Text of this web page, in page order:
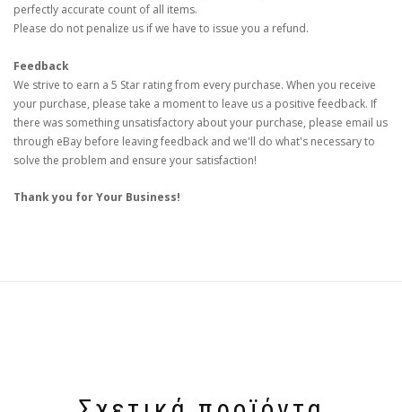
perfectly accurate count of all items.
Please do not penalize us if we have to issue you a refund.
Feedback
We strive to earn a 5 Star rating from every purchase. When you receive
your purchase, please take a moment to leave us a positive feedback. If
there was something unsatisfactory about your purchase, please email us
through eBay before leaving feedback and we'll do what's necessary to
solve the problem and ensure your satisfaction!
Thank you for Your Business!